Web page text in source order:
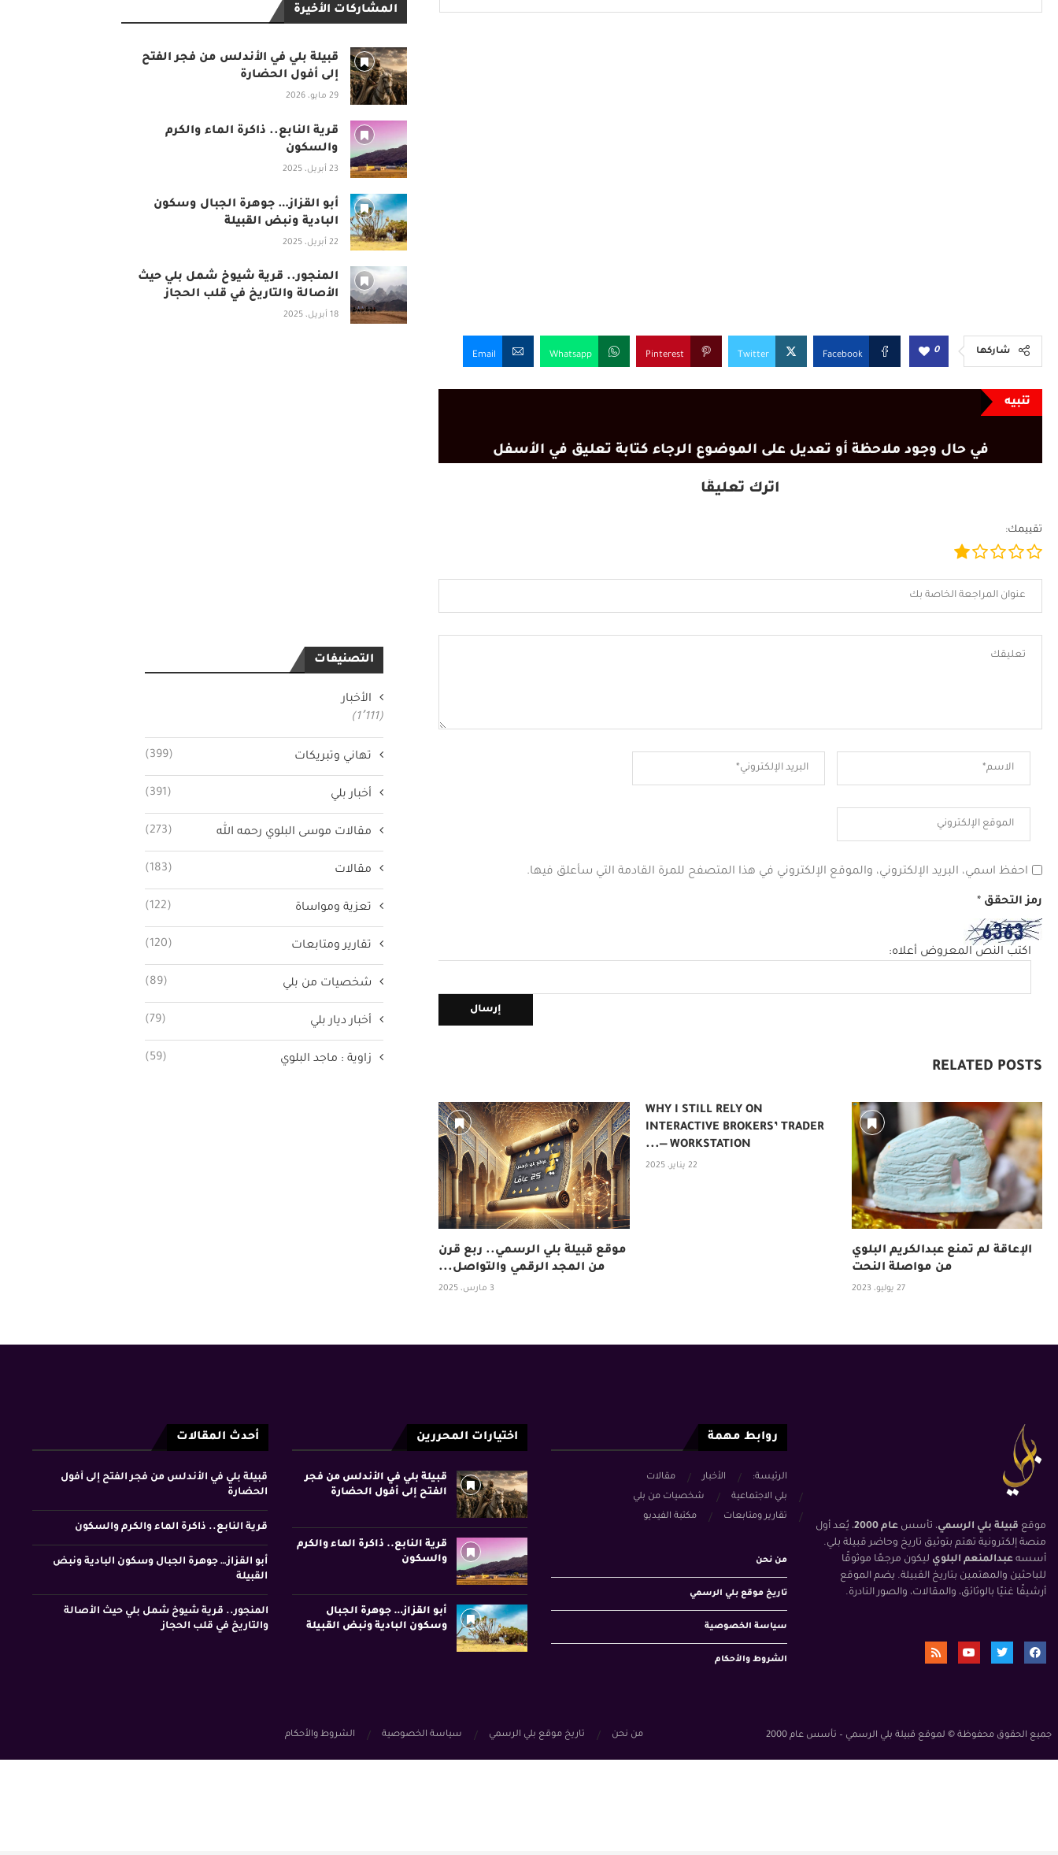
شاركها 0
Facebook
Twitter
Pinterest
Whatsapp
Email
تنبيه
في حال وجود ملاحظة أو تعديل على الموضوع الرجاء كتابة تعليق في الأسفل
اترك تعليقًا
تقييمك:
احفظ اسمي، البريد الإلكتروني، والموقع الإلكتروني في هذا المتصفح للمرة القادمة التي سأعلق فيها.
رمز التحقق *
اكتب النص المعروض أعلاه:
RELATED POSTS
موقع قبيلة بلي الرسمي.. ربع قرن
من المجد الرقمي والتواصل...
3 مارس، 2025
WHY I STILL RELY ON
INTERACTIVE BROKERS’ TRADER
WORKSTATION —...
22 يناير، 2025
الإعاقة لم تمنع عبدالكريم البلوي
من مواصلة النحت
27 يوليو، 2023
المشاركات الأخيرة
قبيلة بلي في الأندلس من فجر الفتح
إلى أفول الحضارة
29 مايو، 2026
قرية النابع.. ذاكرة الماء والكرم
والسكون
23 أبريل، 2025
أبو القزاز… جوهرة الجبال وسكون
البادية ونبض القبيلة
22 أبريل، 2025
المنجور.. قرية شيوخ شمل بلي حيث
الأصالة والتاريخ في قلب الحجاز
18 أبريل، 2025
التصنيفات
الأخبار
(1٬111)
تهاني وتبريكات (399)
أخبار بلي (391)
مقالات موسى البلوي رحمه الله (273)
مقالات (183)
تعزية ومواساة (122)
تقارير ومتابعات (120)
شخصيات من بلي (89)
أخبار ديار بلي (79)
زاوية : ماجد البلوي (59)
موقع قبيلة بلي الرسمي، تأسس عام 2000
، يُعد أول
منصة إلكترونية تهتم بتوثيق تاريخ وحاضر قبيلة بلي.
أسسه عبدالمنعم البلوي ليكون مرجعًا موثوقًا
للباحثين والمهتمين بتاريخ القبيلة. يضم الموقع
أرشيفًا غنيًا بالوثائق، والمقالات، والصور النادرة.
روابط مهمة
الرئيسة: الأخبار
مقالات
بلي الاجتماعية
شخصيات من بلي
تقارير ومتابعات
مكتبة الفيديو
من نحن
تاريخ موقع بلي الرسمي
سياسة الخصوصية
الشروط والأحكام
اختيارات المحررين
قبيلة بلي في الأندلس من فجر
الفتح إلى أفول الحضارة
قرية النابع.. ذاكرة الماء والكرم
والسكون
أبو القزاز… جوهرة الجبال
وسكون البادية ونبض القبيلة
أحدث المقالات
قبيلة بلي في الأندلس من فجر الفتح إلى أفول
الحضارة
قرية النابع.. ذاكرة الماء والكرم والسكون
أبو القزاز… جوهرة الجبال وسكون البادية ونبض
القبيلة
المنجور.. قرية شيوخ شمل بلي حيث الأصالة
والتاريخ في قلب الحجاز
جميع الحقوق محفوظة © لموقع قبيلة بلي الرسمي – تأسس عام 2000 من نحن تاريخ موقع بلي الرسمي سياسة الخصوصية الشروط والأحكام